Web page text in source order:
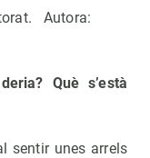
Autora:
Què s’està
sentir unes arrels